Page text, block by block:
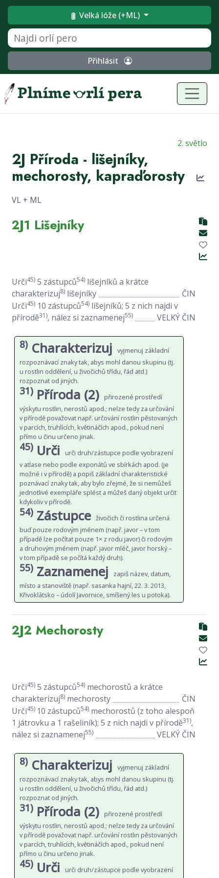
Velká lóže (+ML)
Přihlásit
2. světlo
2J Příroda - lišejníky,
mechorosty, kapraďorosty
VL + ML
2J1 Lišejníky
Urči45) 5 zástupců54) lišejníků a krátce
charakterizuj8) lišejníky
ČIN
Urči45) 10 zástupců54) lišejníků; 5 z nich najdi v
přírodě31), nález si zaznamenej55) VELKÝ ČIN
8) Charakterizuj
vyjmenuj základní
rozpoznávací znaky tak, abys mohl danou skupinu (tj.
u rostlin oddělení, u živočichů třídu, řád atd.)
rozpoznat od jiných.
31) Příroda (2)
přirozené prostředí
výskytu rostlin, nerostů apod.; nelze tedy za určování
v přírodě považovat např. určování rostlin pěstovaných
v parcích, truhlících, květináčích apod., pokud není
přímo u činu určeno jinak.
45) Urči
urči druh/zástupce podle vyobrazení
v atlase nebo podle exponátů ve sbírkách apod. (je
možné i v přírodě) a popiš základní charakteristické
poznávací znaky tak, aby bylo zřejmé, že si nemůžeš
jednotlivé exempláře splést a můžeš daný objekt určit
kdykoliv v přírodě.
54) Zástupce živočich či rostlina určená
buď pouze rodovým jménem (např. javor – v tom
případě lze počítat pouze 1× z rodu javor) či rodovým
a druhovým jménem (např. javor mléč, javor horský –
v tom případě se počítá každý druh).
55) Zaznamenej
zapiš název, datum,
místo a stanoviště (např. sasanka hajní, 22. 3. 2013,
Křivoklátsko – údolí Javornice, smíšený les u potoka).
2J2 Mechorosty
Urči45) 5 zástupců54) mechorostů a krátce
charakterizuj8) mechorosty
ČIN
Urči45) 10 zástupců54) mechorostů (z toho alespoň
1 játrovku a 1 rašeliník); 5 z nich najdi v přírodě31),
nález si zaznamenej55) VELKÝ ČIN
8) Charakterizuj
vyjmenuj základní
rozpoznávací znaky tak, abys mohl danou skupinu (tj.
u rostlin oddělení, u živočichů třídu, řád atd.)
rozpoznat od jiných.
31) Příroda (2)
přirozené prostředí
výskytu rostlin, nerostů apod.; nelze tedy za určování
v přírodě považovat např. určování rostlin pěstovaných
v parcích, truhlících, květináčích apod., pokud není
přímo u činu určeno jinak.
45) Urči
urči druh/zástupce podle vyobrazení